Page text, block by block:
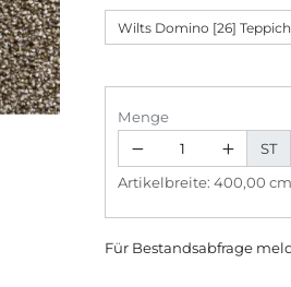
Menge
ST
Artikelbreite: 400,00 cm
Für Bestandsabfrage